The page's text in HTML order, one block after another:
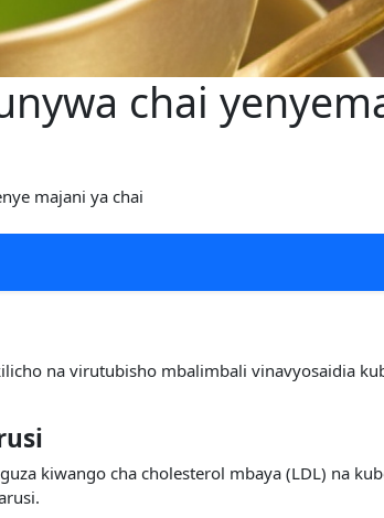
chai
majani ya chai
na virutubisho mbalimbali vinavyosaidia
kiwango cha cholesterol mbaya (LDL) na